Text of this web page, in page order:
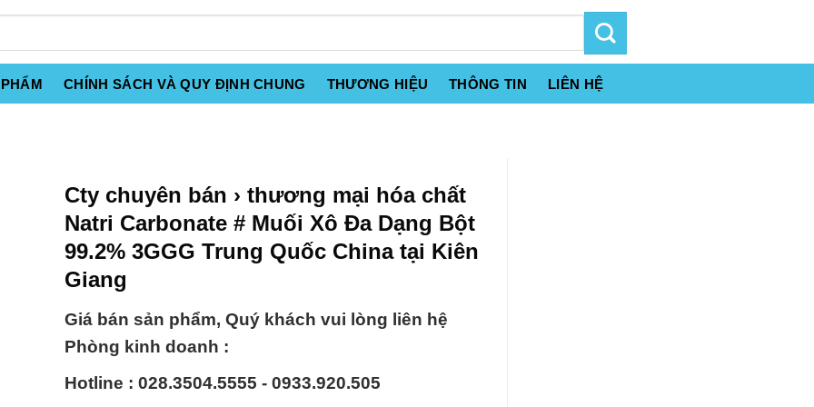
CHÍNH SÁCH VÀ QUY ĐỊNH CHUNG THƯƠNG HIỆU THÔNG TIN LIÊN HỆ
Cty chuyên bán › thương mại hóa chất
Natri Carbonate # Muối Xô Đa Dạng Bột
99.2% 3GGG Trung Quốc China tại Kiên
Giang
Giá bán sản phẩm, Quý khách vui lòng liên hệ
Phòng kinh doanh :
Hotline : 028.3504.5555 - 0933.920.505